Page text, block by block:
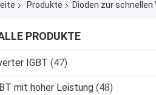
Produkte Dioden zur
PRODUKTE
IGBT (47)
mit hoher Leistung (48)